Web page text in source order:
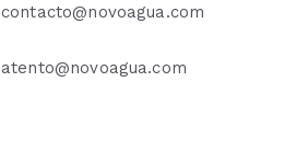
contacto@novoagua.com
atento@novoagua.com